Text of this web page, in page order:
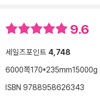
9.6
세일즈포인트 4,748
6000쪽170*235mm15000g
ISBN 9788958626343